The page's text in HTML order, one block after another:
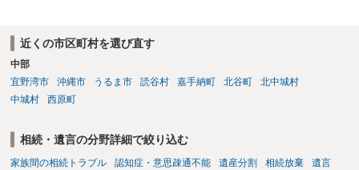
近くの市区町村を選び直す
中部
宜野湾市
沖縄市 うるま市 読谷村 嘉手納町 北谷町
北中城村
中城村
西原町
相続・遺言の分野詳細で絞り込む
家族間の相続トラブル 認知症・意思疎通不能 遺産分割 相続放棄
遺言